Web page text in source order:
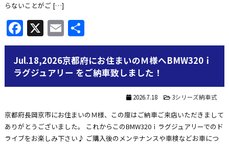
らないことがご […]
Facebook
X Email
共
有
Jul.18,2026京都府にお住まいのＭ様へBMW320ｉ
ラグジュアリー をご納車致しました！
2026.7.18 3シリーズ納車式
京都府長岡京市にお住まいのＭ様、この度はご納車ご来店いただきまして
ありがとうございました。 これからこのBMW320ｉラグジュアリーでのド
ライブをお楽しみ下さい♪ ご購入後のメンテナンスや車検などお車につ